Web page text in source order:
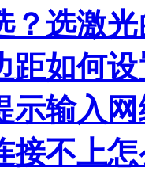
？选激
距如何
示输入
接不上